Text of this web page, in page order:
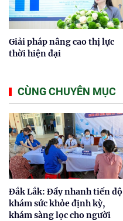
Giải pháp nâng cao thị lực
thời hiện đại
CÙNG CHUYÊN MỤC
Đắk Lắk: Đẩy nhanh tiến độ
khám sức khỏe định kỳ,
khám sàng lọc cho người